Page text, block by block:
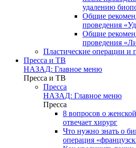
удалению
Общие
проведения
Общие
проведения
Пластические операции и
Пресса и ТВ
НАЗАД: Главное меню
Пресса и ТВ
Пресса
НАЗАД: Главное меню
Пресса
8 вопросов о
отвечает хирург
Что нужно знать о
операция